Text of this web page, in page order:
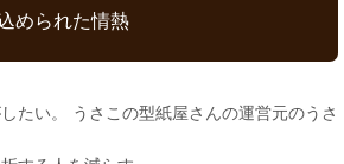
められた情熱
たい。 うさこの型紙屋さんの運営元のうさ